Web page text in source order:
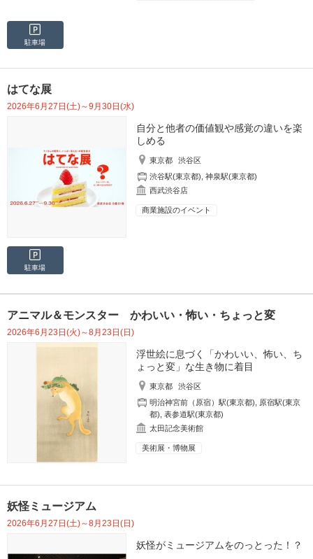
駐車場
はてな展
2026年6月27日(土)～9月30日(水)
自分と他者の価値観や感覚の違いを楽
しめる
東京都
渋谷区
渋谷駅(東京都),神泉駅(東京都)
西武渋谷店
商業施設のイベント
駐車場
アニマル＆モンスター かわいい・怖い・ちょっと変
2026年6月23日(火)～8月23日(日)
浮世絵に息づく「かわいい、怖い、ち
ょっと変」な生き物に着目
東京都
渋谷区
明治神宮前（原宿）駅(東京都)
原宿駅(東京
都) ,表参道駅(東京都)
太田記念美術館
美術展・博物展
妖怪ミュージアム
2026年6月27日(土)～8月23日(日)
妖怪がミュージアムをのっとった！？